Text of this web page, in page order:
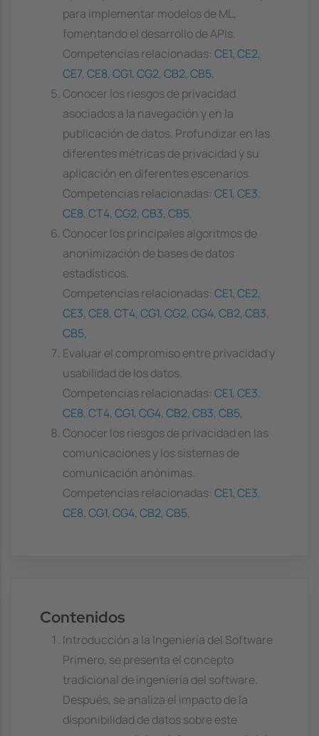
para implementar modelos de ML,
fomentando el desarrollo de APIs.
Competencias relacionadas: CE1, CE2,
CE7, CE8, CG1, CG2, CB2, CB5,
Conocer los riesgos de privacidad
asociados a la navegación y en la
publicación de datos. Profundizar en las
diferentes métricas de privacidad y su
aplicación en diferentes escenarios.
Competencias relacionadas: CE1, CE3,
CE8, CT4, CG2, CB3, CB5,
Conocer los principales algoritmos de
anonimización de bases de datos
estadísticos.
Competencias relacionadas: CE1, CE2,
CE3, CE8, CT4, CG1, CG2, CG4, CB2, CB3,
CB5,
Evaluar el compromiso entre privacidad y
usabilidad de los datos.
Competencias relacionadas: CE1, CE3,
CE8, CT4, CG1, CG4, CB2, CB3, CB5,
Conocer los riesgos de privacidad en las
comunicaciones y los sistemas de
comunicación anónimas.
Competencias relacionadas: CE1, CE3,
CE8, CG1, CG4, CB2, CB5,
Contenidos
Introducción a la Ingeniería del Software
Primero, se presenta el concepto
tradicional de ingeniería del software.
Después, se analiza el impacto de la
disponibilidad de datos sobre este